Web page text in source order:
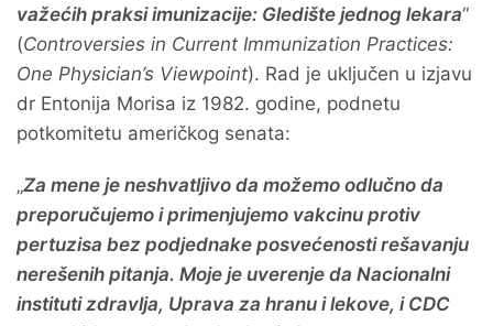
važećih praksi imunizacije: Gledište jednog lekara“
(Controversies in Current Immunization Practices:
One Physician’s Viewpoint). Rad je uključen u izjavu
dr Entonija Morisa iz 1982. godine, podnetu
potkomitetu američkog senata:
„Za mene je neshvatljivo da možemo odlučno da
preporučujemo i primenjujemo vakcinu protiv
pertuzisa bez podjednake posvećenosti rešavanju
nerešenih pitanja. Moje je uverenje da Nacionalni
instituti zdravlja, Uprava za hranu i lekove, i CDC